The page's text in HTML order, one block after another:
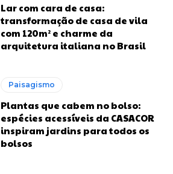
Lar com cara de casa:
transformação de casa de vila
com 120m² e charme da
arquitetura italiana no Brasil
Paisagismo
Plantas que cabem no bolso:
espécies acessíveis da CASACOR
inspiram jardins para todos os
bolsos